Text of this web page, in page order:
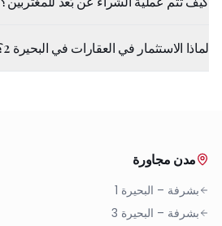
لماذا الاستثمار في العقارات في البحيرة 2؟
مدن مجاورة
بشرفة – البحيرة 1
بشرفة – البحيرة 3